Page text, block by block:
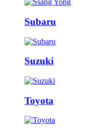
Subaru
Suzuki
Toyota